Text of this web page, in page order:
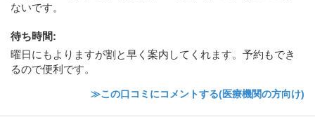
ないです。
待ち時間:
曜日にもよりますが割と早く案内してくれます。予約もでき
るので便利です。
≫この口コミにコメントする(医療機関の方向け)